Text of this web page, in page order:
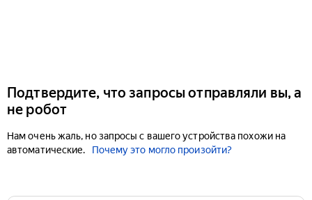
Подтвердите, что запросы отправляли вы, а
не робот
Нам очень жаль, но запросы с вашего устройства похожи на
автоматические.
Почему это могло произойти?